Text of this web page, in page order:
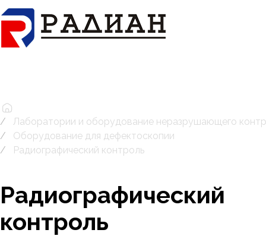
Лаборатории и оборудование неразрушающего
Оборудование для дефектоскопии
Радиографический контроль
Радиографический
контроль